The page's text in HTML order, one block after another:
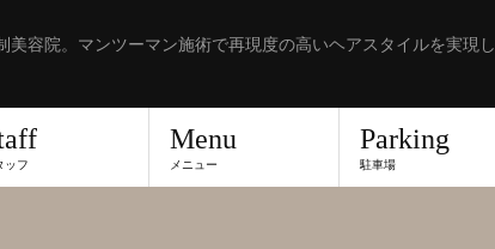
美容院。マンツーマン施術で再現度の高いヘアスタイルを実現し
ッフ
Menu
メニュー
Parking
駐車場